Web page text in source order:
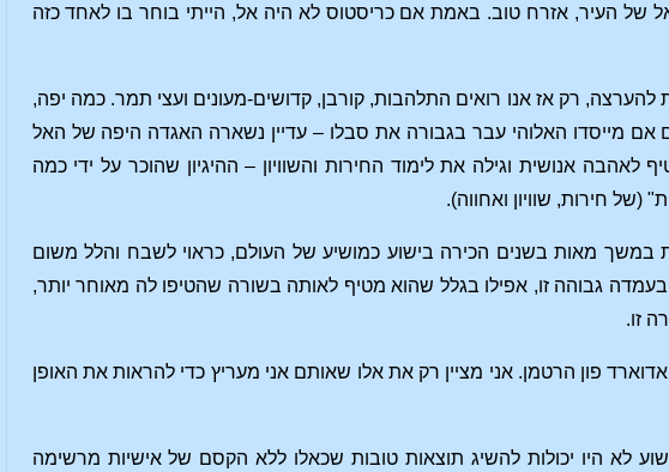
של העיר, אזרח טוב. באמת אם כריסטוס לא היה אל, הייתי בוחר בו לאחד כזה
להערצה, רק אז אנו רואים התלהבות, קורבן, קדושים-מעונים ועצי תמר. כמה יפה,
מייסדו האלוהי עבר בגבורה את סבלו – עדיין נשארה האגדה היפה של האל
אנושית וגילה את לימוד החירות והשוויון – ההיגיון שהוכר על ידי כמה
חירות, שוויון ואחווה).
במשך מאות בשנים הכירה בישוע כמושיע של העולם, כראוי לשבח והלל משום
גבוהה זו, אפילו בגלל שהוא מטיף לאותה בשורה שהטיפו לה מאוחר יותר,
מחשיב מאוד את אדוארד פון הרטמן. אני מציין רק את אלו שאותם אני מעריץ כדי להראות את האופן
לא היו יכולות להשיג תוצאות טובות שכאלו ללא הקסם של אישיות מרשימה